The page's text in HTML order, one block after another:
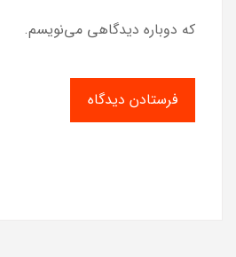
که دوباره دیدگاهی می‌نویسم.